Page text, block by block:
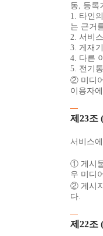
동, 등록
1. 타인
는 근거
2. 서비
3. 게재
4. 다른
5. 전기
② 미디
이용자
제23조
서비스
① 게시
우 미디
② 게시
다.
제22조